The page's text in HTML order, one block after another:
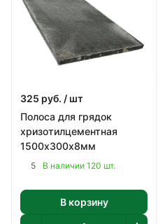
325 руб. / шт
Полоса для грядок
хризотилцементная
1500х300х8мм
5 В наличии 120 шт.
В корзину